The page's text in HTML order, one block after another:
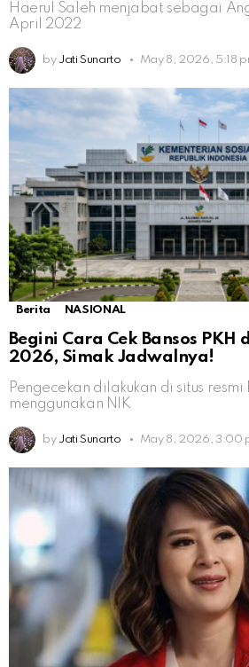
Haerul Saleh menjabat sebagai
April 2022
by Jati Sunarto May 8, 2026, 5:18
Berita NASIONAL
Begini Cara Cek Bansos PKH
2026, Simak Jadwalnya!
Pengecekan dilakukan di situs resmi
menggunakan NIK
by Jati Sunarto May 8, 2026, 3:00